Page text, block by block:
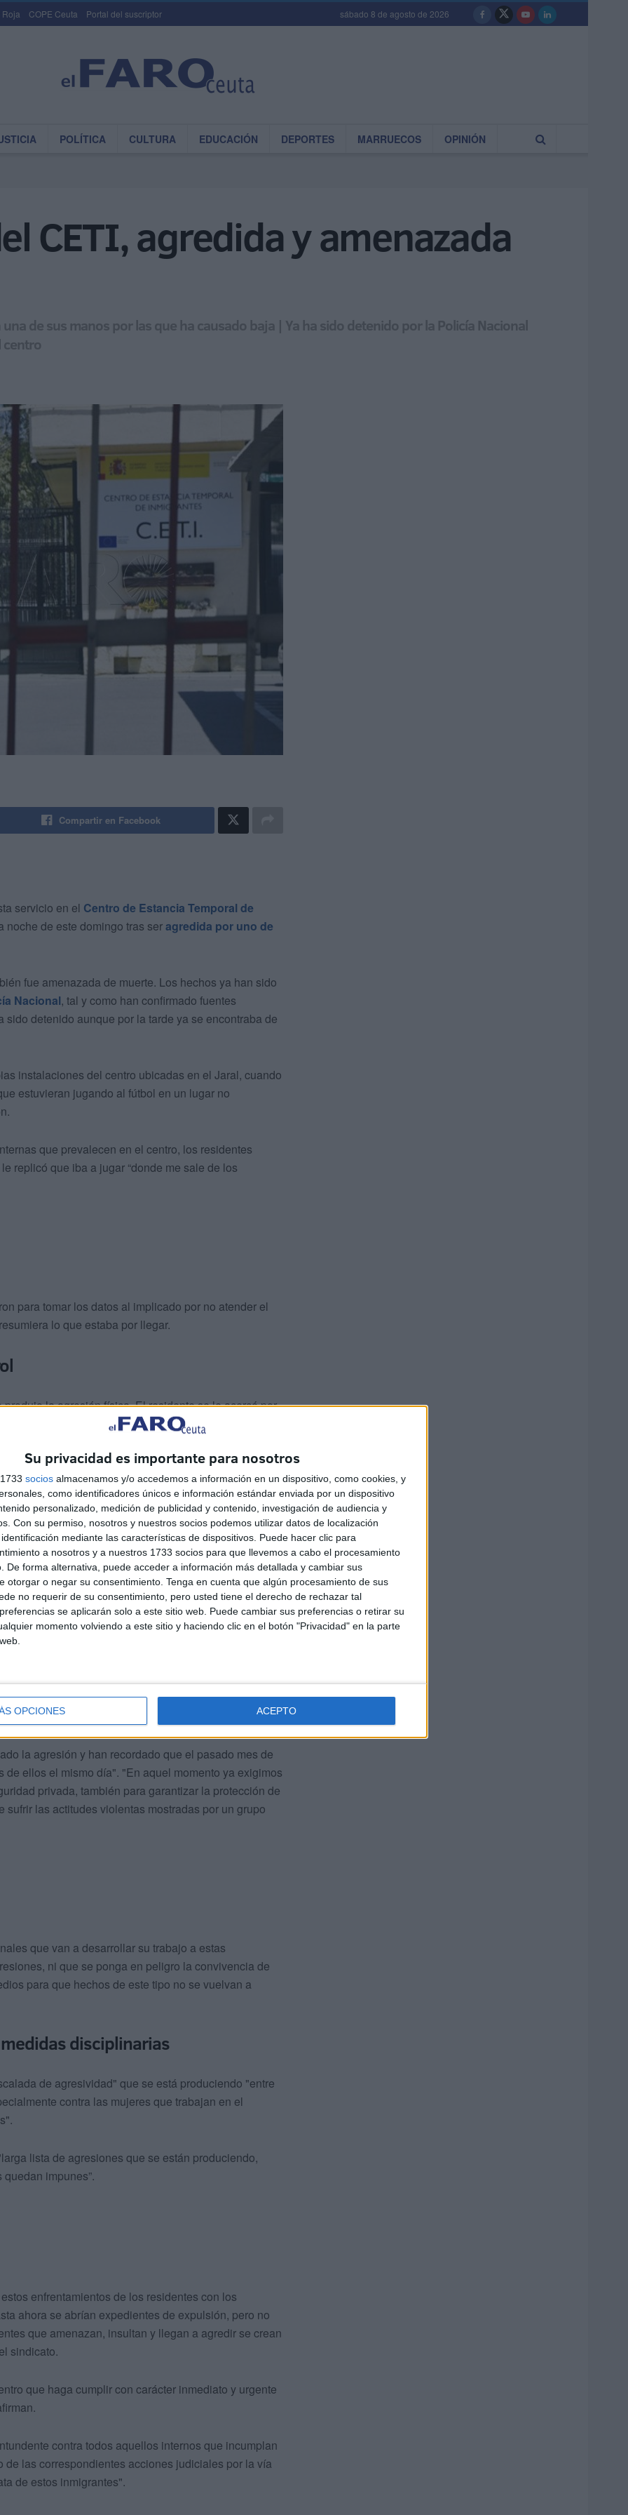
Su privacidad es importante para nosotros
socios almacenamos y/o accedemos a información en un dispositivo, como cookies, y
como identificadores únicos e información estándar enviada por un dispositivo
personalizado, medición de publicidad y contenido, investigación de audiencia y
Con su permiso, nosotros y nuestros socios podemos utilizar datos de localización
mediante las características de dispositivos. Puede hacer clic para
a nosotros y a nuestros 1733 socios para que llevemos a cabo el procesamiento
De forma alternativa, puede acceder a información más detallada y cambiar sus
otorgar o negar su consentimiento. Tenga en cuenta que algún procesamiento de sus
no requerir de su consentimiento, pero usted tiene el derecho de rechazar tal
se aplicarán solo a este sitio web. Puede cambiar sus preferencias o retirar su
momento volviendo a este sitio y haciendo clic en el botón "Privacidad" en la parte
OPCIONES ACEPTO
Roja COPE Ceuta Portal del suscriptor sábado 8 de agosto de 2026
POLÍTICA CULTURA EDUCACIÓN DEPORTES MARRUECOS OPINIÓN
CETI, agredida y amenazada
de sus manos por las que ha causado baja | Ya ha sido detenido por la Policía Nacional
centro
Compartir en Facebook
servicio en el Centro de Estancia Temporal de
de este domingo tras seragredida por uno de
fue amenazada de muerte. Los hechos ya han sido
Nacional, tal y como han confirmado fuentes
detenido aunque por la tarde ya se encontraba de
instalaciones del centro ubicadas en el Jaral, cuando
estuvieran jugando al fútbol en un lugar no
que prevalecen en el centro, los residentes
replicó que iba a jugar “donde me sale de los
para tomar los datos al implicado por no atender el
lo que estaba por llegar.
la agresión física. El residente se le acercó por
además de amenazarle de muerte y con
la víctima, que tuvo que recibir asistencia sanitaria por
de estancia temporal que se produce. De hecho,
y como ha denunciado CCOO, que
la agresión y han recordado que el pasado mes de
ellos el mismo día". "En aquel momento ya exigimos
privada, también para garantizar la protección de
las actitudes violentas mostradas por un grupo
que van a desarrollar su trabajo a estas
ni que se ponga en peligro la convivencia de
para que hechos de este tipo no se vuelvan a
disciplinarias
de agresividad" que se está produciendo "entre
contra las mujeres que trabajan en el
lista de agresiones que se están produciendo,
impunes”.
enfrentamientos de los residentes con los
ahora se abrían expedientes de expulsión, pero no
que amenazan, insultan y llegan a agredir se crean
sindicato.
que haga cumplir con carácter inmediato y urgente
contra todos aquellos internos que incumplan
las correspondientes acciones judiciales por la vía
de estos inmigrantes".